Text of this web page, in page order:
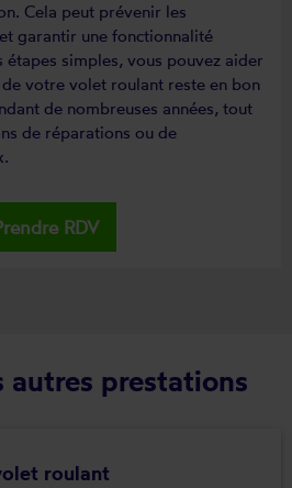
Cela peut prévenir les
garantir une fonctionnalité
étapes simples, vous pouvez aider
votre volet roulant reste en bon
de nombreuses années, tout
de réparations ou de
RDV
autres prestations
roulant